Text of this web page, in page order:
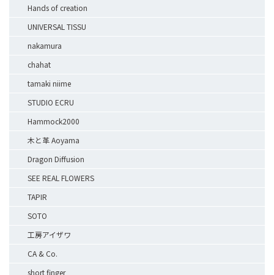
Hands of creation
UNIVERSAL TISSU
nakamura
chahat
tamaki niime
STUDIO ECRU
Hammock2000
木と革 Aoyama
Dragon Diffusion
SEE REAL FLOWERS
TAPIR
SOTO
工房アイザワ
CA & Co.
short finger